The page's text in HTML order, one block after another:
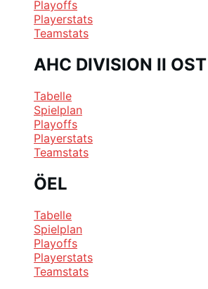
Playoffs
Playerstats
Teamstats
AHC DIVISION II OST
Tabelle
Spielplan
Playoffs
Playerstats
Teamstats
ÖEL
Tabelle
Spielplan
Playoffs
Playerstats
Teamstats